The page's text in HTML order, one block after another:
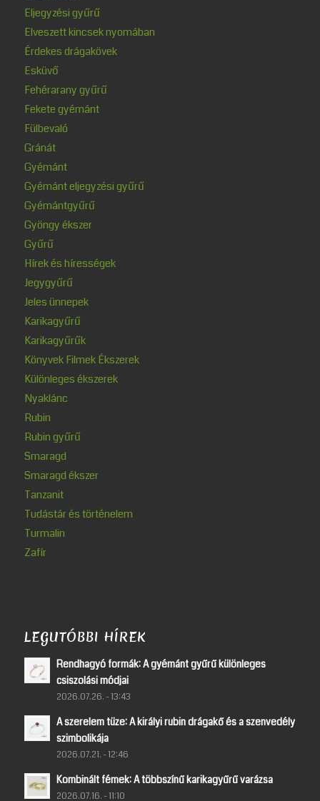
Eljegyzési gyűrű
Elveszett kincsek nyomában
Érdekes drágakövek
Esküvő
Fehérarany gyűrű
Fekete gyémánt
Fülbevaló
Gránát
Gyémánt
Gyémánt eljegyzési gyűrű
Gyémántgyűrű
Gyöngy ékszer
Gyűrű
Hírek és hírességek
Jegygyűrű
Jeles ünnepek
Karikagyűrű
Karikagyűrűk
Könyvek Filmek Ékszerek
Különleges ékszerek
Nyaklánc
Rubin
Rubin gyűrű
Smaragd
Smaragd ékszer
Tanzanit
Tudástár és történelem
Turmalin
Zafír
LEGUTÓBBI HÍREK
Rendhagyó formák: A gyémánt gyűrű különleges
csiszolási módjai
2026.07.26. - 13:43
A szerelem tüze: A királyi rubin drágakő és a szenvedély
szimbolikája
2026.07.21. - 12:46
Kombinált fémek: A többszínű karikagyűrű varázsa
2026.07.16. - 11:10